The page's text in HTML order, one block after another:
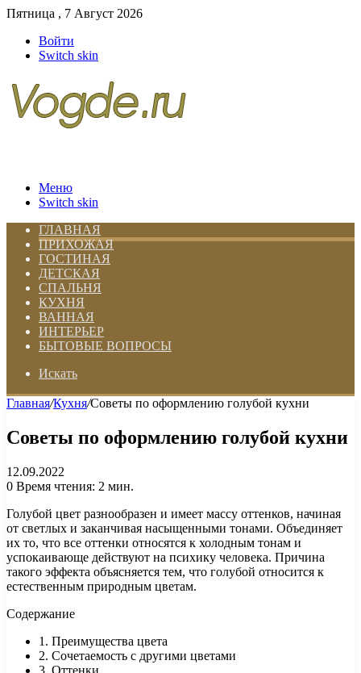
Пятница , 7 Август 2026
Войти
Switch skin
Меню
Switch skin
ГЛАВНАЯ
ПРИХОЖАЯ
ГОСТИНАЯ
ДЕТСКАЯ
СПАЛЬНЯ
КУХНЯ
ВАННАЯ
ИНТЕРЬЕР
БЫТОВЫЕ ВОПРОСЫ
Искать
Главная/Кухня/Советы по оформлению голубой кухни
Советы по оформлению голубой кухни
12.09.2022
0 Время чтения: 2 мин.
Голубой цвет разнообразен и имеет массу оттенков, начиная
от светлых и заканчивая насыщенными тонами. Объединяет
их то, что все оттенки относятся к холодным тонам и
успокаивающе действуют на психику человека. Причина
такого эффекта объясняется тем, что голубой относится к
естественным природным цветам.
Содержание
1. Преимущества цвета
2. Сочетаемость с другими цветами
3. Оттенки